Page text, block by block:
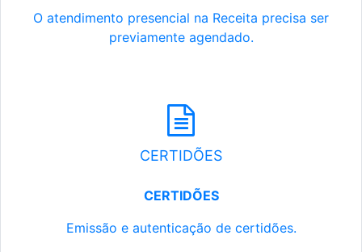
O atendimento presencial na Receita precisa ser
previamente agendado.
CERTIDÕES
CERTIDÕES
Emissão e autenticação de certidões.